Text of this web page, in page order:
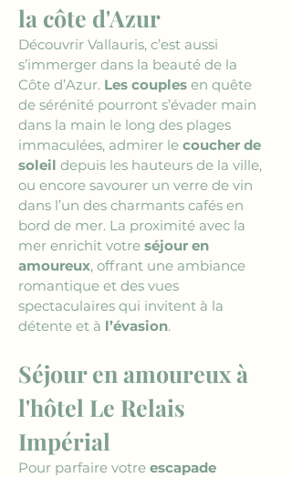
la côte d'Azur
Découvrir Vallauris, c’est aussi
s’immerger dans la beauté de la
Côte d’Azur. Les couples en quête
de sérénité pourront s’évader main
dans la main le long des plages
immaculées, admirer le coucher de
soleil depuis les hauteurs de la ville,
ou encore savourer un verre de vin
dans l’un des charmants cafés en
bord de mer. La proximité avec la
mer enrichit votre séjour en
amoureux, offrant une ambiance
romantique et des vues
spectaculaires qui invitent à la
détente et à l’évasion.
Séjour en amoureux à
l'hôtel Le Relais
Impérial
Pour parfaire votre escapade